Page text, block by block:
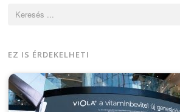
Keresés:
EZ IS ÉRDEKELHETI